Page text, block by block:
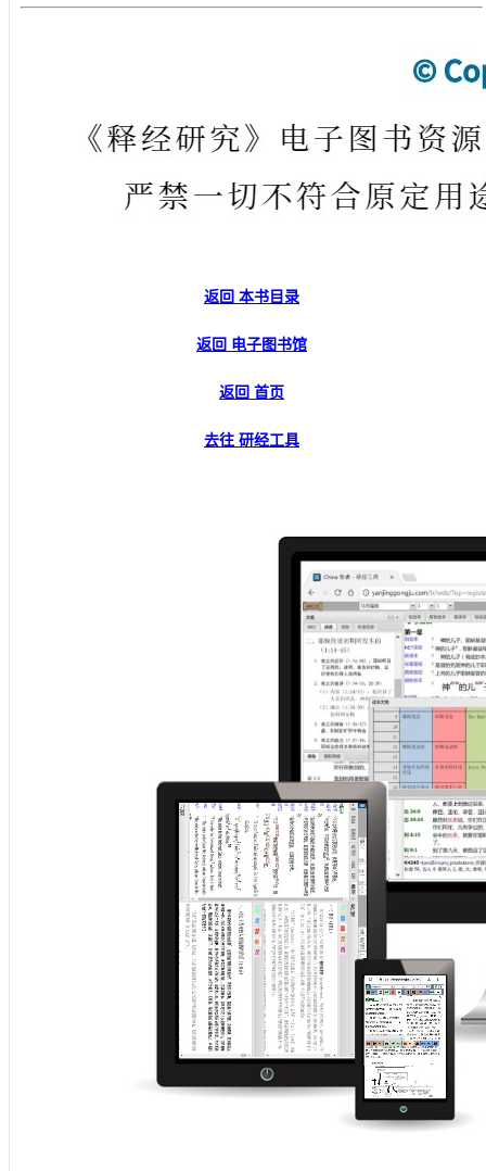
返回 本书目录
返回 电子图书馆
返回 首页
去往 研经工具